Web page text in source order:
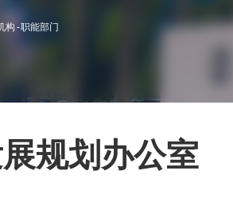
构 职能部门
规划办公室